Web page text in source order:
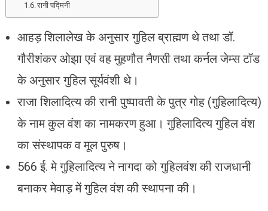
रानी पद्मिनी
आहड़ शिलालेख के अनुसार गुहिल ब्राह्मण थे तथा डॉ.
गौरीशंकर ओझा एवं वह मुहणौत नैणसी तथा कर्नल जेम्स टॉड
के अनुसार गुहिल सूर्यवंशी थे।
राजा शिलादित्य की रानी पुष्पावती के पुत्र गोह (गुहिलादित्य)
के नाम कुल वंश का नामकरण हुआ। गुहिलादित्य गुहिल वंश
का संस्थापक व मूल पुरुष।
566 ई. मे गुहिलादित्य ने नागदा को गुहिलवंश की राजधानी
बनाकर मेवाड़ में गुहिल वंश की स्थापना की।